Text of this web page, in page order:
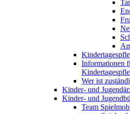
Informationen
Wer ist
Kinder- und
Kinder- und
Team